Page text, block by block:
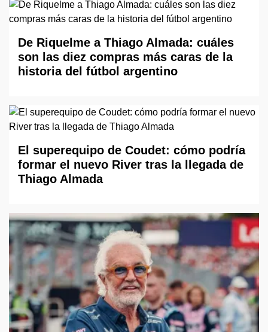
De Riquelme a Thiago Almada: cuáles
son las diez compras más caras de la
historia del fútbol argentino
El superequipo de Coudet: cómo podría
formar el nuevo River tras la llegada de
Thiago Almada